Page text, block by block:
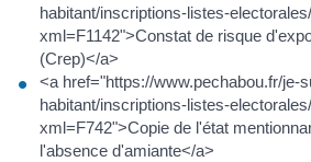
habitant/inscriptions-listes-
xml=F1142">Constat de risque
(Crep)</a>
<a href="https://www.pechabou.fr/je-
habitant/inscriptions-listes-
xml=F742">Copie de l'état
l'absence d'amiante</a>